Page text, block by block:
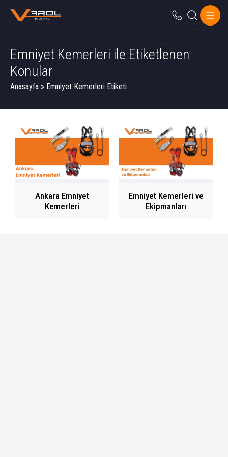
Emniyet Kemerleri ile Etiketlenen
Konular
Anasayfa » Emniyet Kemerleri Etiketi
Ankara Emniyet
Kemerleri
Emniyet Kemerleri ve
Ekipmanları